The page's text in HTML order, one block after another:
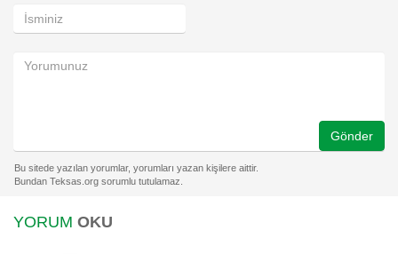
Gönder
YORUM OKU